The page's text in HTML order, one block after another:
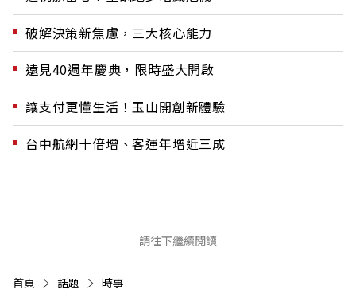
破解決策新焦慮，三大核心能力
遠見40週年慶典，限時盛大開啟
讓支付更懂生活！玉山開創新體驗
台中航網十倍增、客運年增近三成
請往下繼續閱讀
首頁 話題 時事